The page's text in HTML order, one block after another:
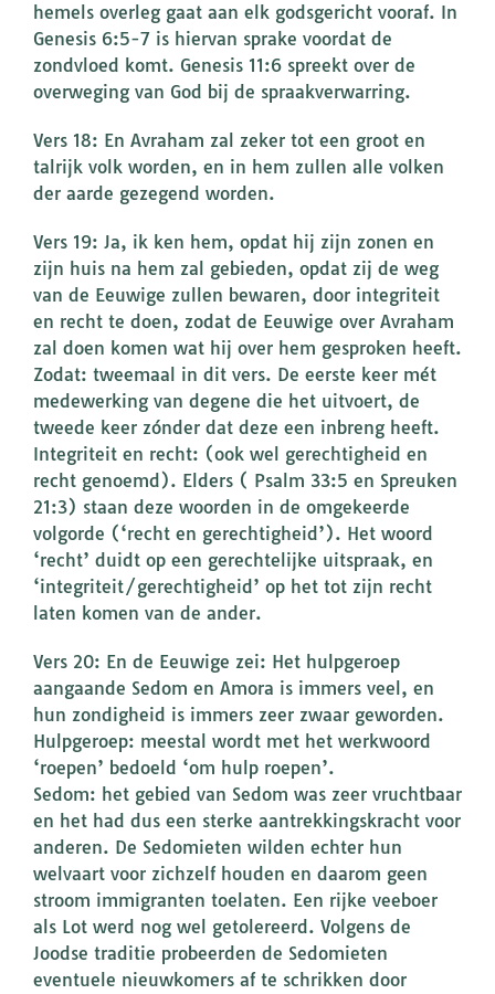
hemels overleg gaat aan elk godsgericht vooraf. In
Genesis 6:5-7 is hiervan sprake voordat de
zondvloed komt. Genesis 11:6 spreekt over de
overweging van God bij de spraakverwarring.
Vers 18: En Avraham zal zeker tot een groot en
talrijk volk worden, en in hem zullen alle volken
der aarde gezegend worden.
Vers 19: Ja, ik ken hem, opdat hij zijn zonen en
zijn huis na hem zal gebieden, opdat zij de weg
van de Eeuwige zullen bewaren, door integriteit
en recht te doen, zodat de Eeuwige over Avraham
zal doen komen wat hij over hem gesproken heeft.
Zodat: tweemaal in dit vers. De eerste keer mét
medewerking van degene die het uitvoert, de
tweede keer zónder dat deze een inbreng heeft.
Integriteit en recht: (ook wel gerechtigheid en
recht genoemd). Elders ( Psalm 33:5 en Spreuken
21:3) staan deze woorden in de omgekeerde
volgorde (‘recht en gerechtigheid’). Het woord
‘recht’ duidt op een gerechtelijke uitspraak, en
‘integriteit/gerechtigheid’ op het tot zijn recht
laten komen van de ander.
Vers 20: En de Eeuwige zei: Het hulpgeroep
aangaande Sedom en Amora is immers veel, en
hun zondigheid is immers zeer zwaar geworden.
Hulpgeroep: meestal wordt met het werkwoord
‘roepen’ bedoeld ‘om hulp roepen’.
Sedom: het gebied van Sedom was zeer vruchtbaar
en het had dus een sterke aantrekkingskracht voor
anderen. De Sedomieten wilden echter hun
welvaart voor zichzelf houden en daarom geen
stroom immigranten toelaten. Een rijke veeboer
als Lot werd nog wel getolereerd. Volgens de
Joodse traditie probeerden de Sedomieten
eventuele nieuwkomers af te schrikken door